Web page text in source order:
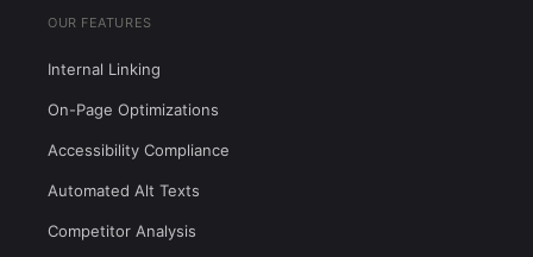
OUR FEATURES
Internal Linking
On-Page Optimizations
Accessibility Compliance
Automated Alt Texts
Competitor Analysis